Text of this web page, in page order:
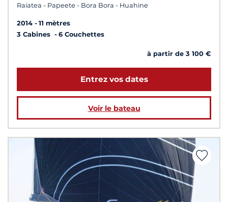
Raiatea - Papeete - Bora Bora - Huahine
2014
11 mètres
3 Cabines
6 Couchettes
à partir de 3 100 €
Entrez vos dates
Voir le bateau